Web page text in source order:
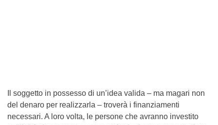
Il soggetto in possesso di un’idea valida – ma magari non
del denaro per realizzarla – troverà i finanziamenti
necessari. A loro volta, le persone che avranno investito